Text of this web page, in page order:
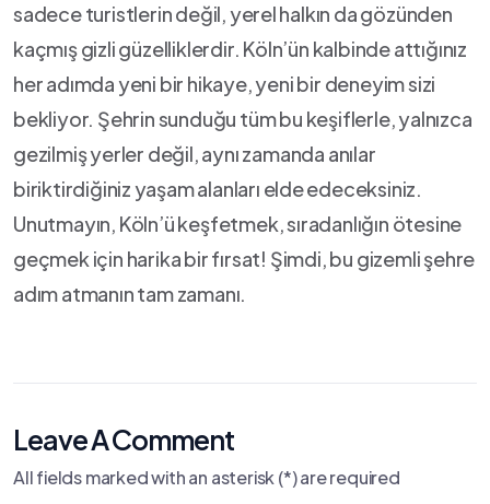
sadece turistlerin değil, yerel⁣ halkın ​da gözünden
kaçmış gizli güzelliklerdir. Köln’ün kalbinde attığınız
her adımda yeni bir hikaye, yeni bir deneyim sizi
bekliyor. Şehrin sunduğu tüm bu keşiflerle, yalnızca
gezilmiş yerler değil, aynı zamanda anılar
biriktirdiğiniz ⁤yaşam alanları elde ⁤edeceksiniz.
Unutmayın, Köln’ü keşfetmek, sıradanlığın ötesine
geçmek için ‌harika bir fırsat! Şimdi, bu gizemli şehre
adım atmanın tam zamanı.
Leave A Comment
All fields marked with an asterisk (*) are required